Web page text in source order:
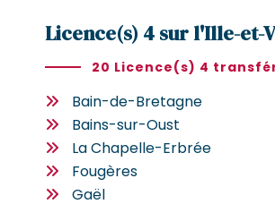
Licence(s) 4 sur l'Ille-et-
20 Licence(s) 4
Bain-de-Bretagne
Bains-sur-Oust
La Chapelle-Erbrée
Fougères
Gaël